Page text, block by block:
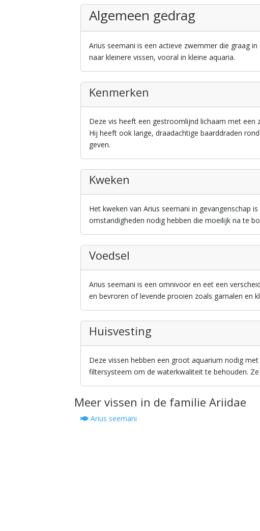
Algemeen gedrag
Arius seemani is een actieve zwemmer die graag
naar kleinere vissen, vooral in kleine aquaria.
Kenmerken
Deze vis heeft een gestroomlijnd lichaam met een
Hij heeft ook lange, draadachtige baarddraden
geven.
Kweken
Het kweken van Arius seemani in gevangenschap
omstandigheden nodig hebben die moeilijk na te
Voedsel
Arius seemani is een omnivoor en eet een
en bevroren of levende prooien zoals garnalen en
Huisvesting
Deze vissen hebben een groot aquarium nodig
filtersysteem om de waterkwaliteit te behouden.
Meer vissen in de familie Ariidae
Arius seemani